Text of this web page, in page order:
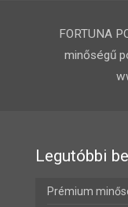
FORTUNA
minőségű
Legutóbbi
Prémium